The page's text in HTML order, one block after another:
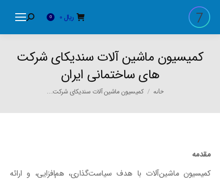
ریال 0
Search:
کمیسیون ماشین آلات سندیکای شرکت
های ساختمانی ایران
You are here:
خانه کمیسیون ماشین آلات سندیکای شرکت…
مقدمه
کمیسیون ماشین‌آلات با هدف سیاست‌گذاری، هم‌افزایی، و ارائه